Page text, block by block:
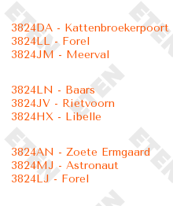
3824DA - Kattenbroekerpoort
3824LL - Forel
3824JM - Meerval
3824LN - Baars
3824JV - Rietvoorn
3824HX - Libelle
3824AN - Zoete Ermgaard
3824MJ - Astronaut
3824LJ - Forel